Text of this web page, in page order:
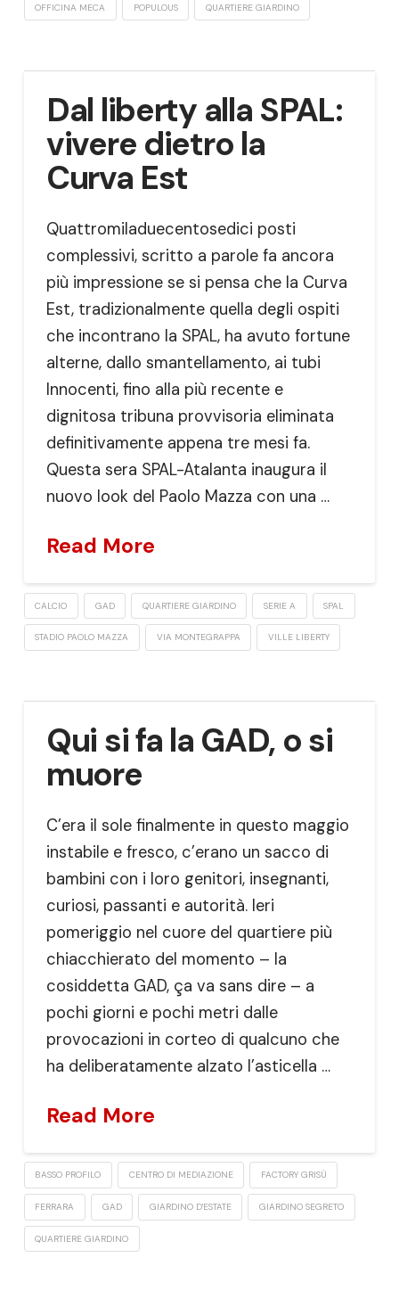
OFFICINA MECA POPULOUS QUARTIERE GIARDINO
Dal liberty alla SPAL:
vivere dietro la
Curva Est
Quattromiladuecentosedici posti
complessivi, scritto a parole fa ancora
più impressione se si pensa che la Curva
Est, tradizionalmente quella degli ospiti
che incontrano la SPAL, ha avuto fortune
alterne, dallo smantellamento, ai tubi
Innocenti, fino alla più recente e
dignitosa tribuna provvisoria eliminata
definitivamente appena tre mesi fa.
Questa sera SPAL-Atalanta inaugura il
nuovo look del Paolo Mazza con una …
Read More
CALCIO GAD QUARTIERE GIARDINO SERIE A SPAL
STADIO PAOLO MAZZA VIA MONTEGRAPPA VILLE LIBERTY
Qui si fa la GAD, o si
muore
C’era il sole finalmente in questo maggio
instabile e fresco, c’erano un sacco di
bambini con i loro genitori, insegnanti,
curiosi, passanti e autorità. Ieri
pomeriggio nel cuore del quartiere più
chiacchierato del momento – la
cosiddetta GAD, ça va sans dire – a
pochi giorni e pochi metri dalle
provocazioni in corteo di qualcuno che
ha deliberatamente alzato l’asticella …
Read More
BASSO PROFILO CENTRO DI MEDIAZIONE FACTORY GRISÙ
FERRARA GAD GIARDINO D'ESTATE GIARDINO SEGRETO
QUARTIERE GIARDINO